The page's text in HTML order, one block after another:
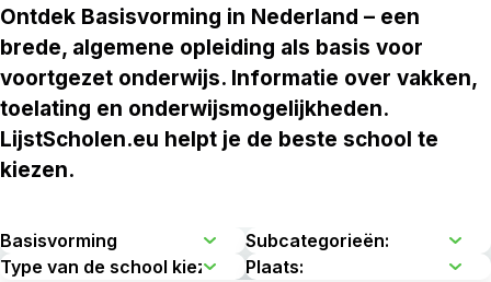
Ontdek Basisvorming in Nederland – een
brede, algemene opleiding als basis voor
voortgezet onderwijs. Informatie over vakken,
toelating en onderwijsmogelijkheden.
LijstScholen.eu helpt je de beste school te
kiezen.